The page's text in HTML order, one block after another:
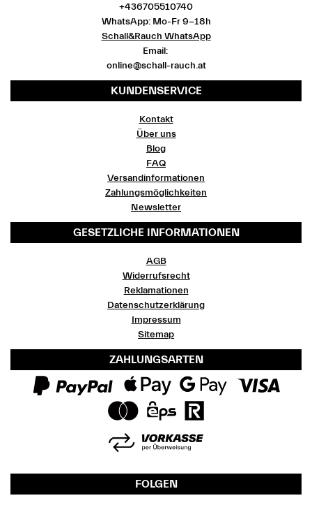
+436705510740
WhatsApp: Mo-Fr 9-18h
Schall&Rauch WhatsApp
Email:
online@schall-rauch.at
KUNDENSERVICE
Kontakt
Über uns
Blog
FAQ
Versandinformationen
Zahlungsmöglichkeiten
Newsletter
GESETZLICHE INFORMATIONEN
AGB
Widerrufsrecht
Reklamationen
Datenschutzerklärung
Impressum
Sitemap
ZAHLUNGSARTEN
FOLGEN